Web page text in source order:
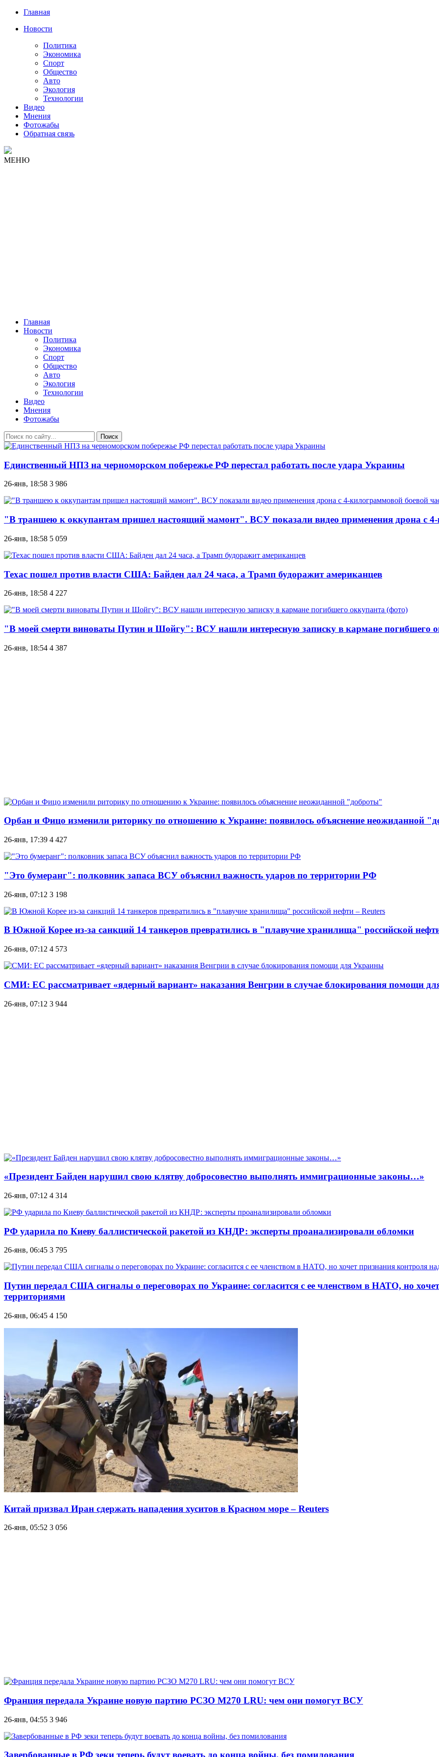
Главная
Новости
Политика
Экономика
Спорт
Общество
Авто
Экология
Технологии
Видео
Мнения
Фотожабы
Обратная связь
МЕНЮ
Главная
Новости
Политика
Экономика
Спорт
Общество
Авто
Экология
Технологии
Видео
Мнения
Фотожабы
Поиск
Единственный НПЗ на черноморском побережье РФ перестал работать после удара Украины
26-янв, 18:58 3 986
"В траншею к оккупантам пришел настоящий мамонт". ВСУ показали видео применения дрона с
26-янв, 18:58 5 059
Техас пошел против власти США: Байден дал 24 часа, а Трамп будоражит американцев
26-янв, 18:58 4 227
"В моей смерти виноваты Путин и Шойгу": ВСУ нашли интересную записку в кармане погибшего
26-янв, 18:54 4 387
Орбан и Фицо изменили риторику по отношению к Украине: появилось объяснение неожиданной
26-янв, 17:39 4 427
"Это бумеранг": полковник запаса ВСУ объяснил важность ударов по территории РФ
26-янв, 07:12 3 198
В Южной Корее из-за санкций 14 танкеров превратились в "плавучие хранилища" российской
26-янв, 07:12 4 573
СМИ: ЕС рассматривает «ядерный вариант» наказания Венгрии в случае блокирования помощи
26-янв, 07:12 3 944
«Президент Байден нарушил свою клятву добросовестно выполнять иммиграционные законы…»
26-янв, 07:12 4 314
РФ ударила по Киеву баллистической ракетой из КНДР: эксперты проанализировали обломки
26-янв, 06:45 3 795
Путин передал США сигналы о переговорах по Украине: согласится с ее членством в НАТО, но
территориями
26-янв, 06:45 4 150
Китай призвал Иран сдержать нападения хуситов в Красном море – Reuters
26-янв, 05:52 3 056
Франция передала Украине новую партию РСЗО М270 LRU: чем они помогут ВСУ
26-янв, 04:55 3 946